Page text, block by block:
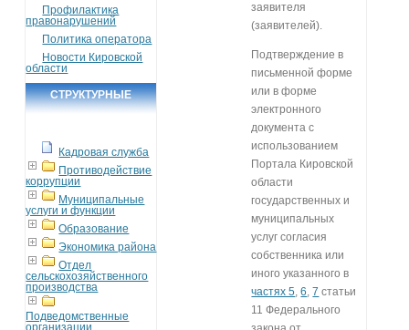
Профилактика
правонарушений
Политика оператора
Новости Кировской
области
СТРУКТУРНЫЕ
Кадровая служба
Противодействие
коррупции
Муниципальные
услуги и функции
Образование
Экономика района
Отдел
сельскохозяйственного
производства
Подведомственные
организации
заявителя
(заявителей).
Подтверждение в
письменной форме
или в форме
электронного
документа с
использованием
Портала Кировской
области
государственных и
муниципальных
услуг согласия
собственника или
иного указанного в
частях 5,6,7 статьи
11 Федерального